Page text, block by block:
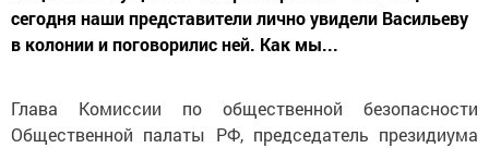
сегодня наши представители лично увидели Васильеву
в колонии и поговорилис ней. Как мы...
Глава Комиссии по общественной безопасности
Общественной палаты РФ, председатель президиума